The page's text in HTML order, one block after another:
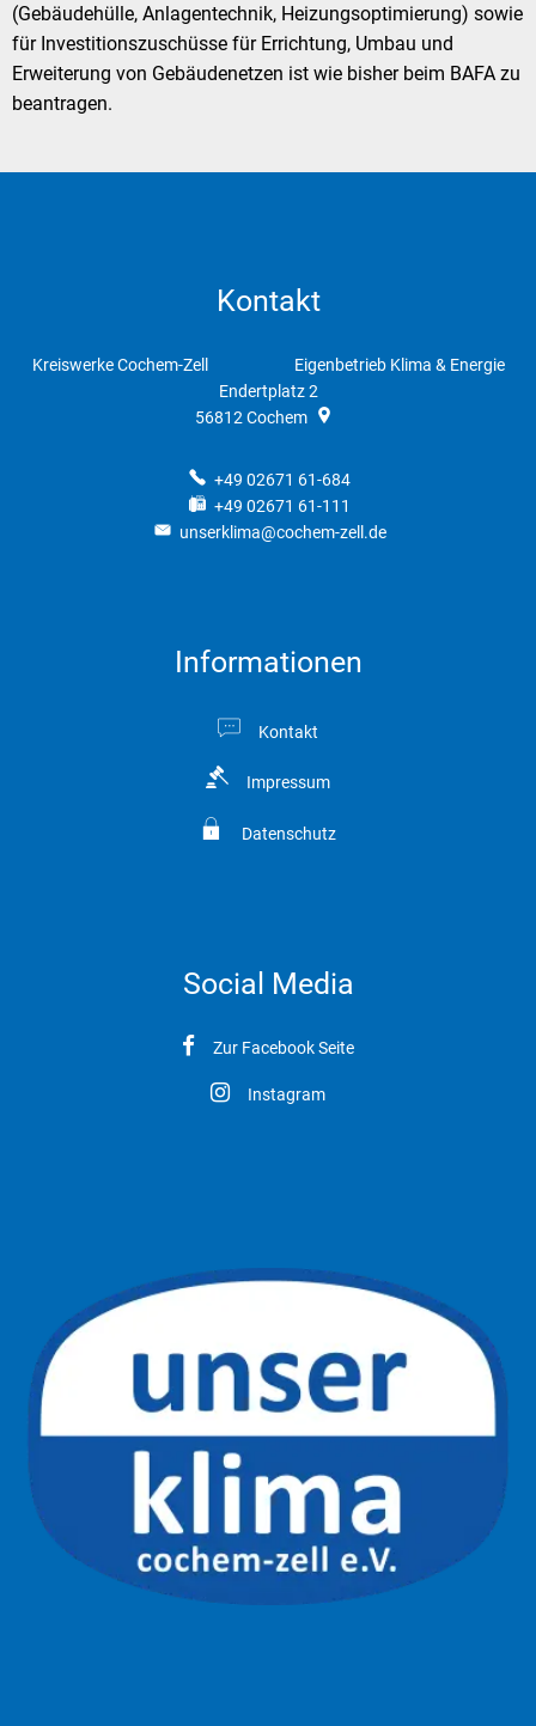
(Gebäudehülle, Anlagentechnik, Heizungsoptimierung) sowie
für Investitionszuschüsse für Errichtung, Umbau und
Erweiterung von Gebäudenetzen ist wie bisher beim BAFA zu
beantragen.
Kontakt
Kreiswerke Cochem-Zell Eigenbetrieb Klima & Energie
Endertplatz 2
56812 Cochem
+49 02671 61-684
+49 02671 61-111
unserklima@cochem-zell.de
Informationen
Kontakt
Impressum
Datenschutz
Social Media
Zur Facebook Seite
Instagram